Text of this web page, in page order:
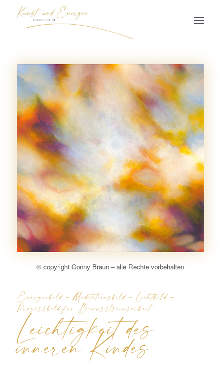
© copyright Conny Braun – alle Rechte vorbehalten
Energiebild – Meditationsbild – Lichtbild –
Prozessbild für Bewusstseinsarbeit
Leichtigkeit des
inneren Kindes